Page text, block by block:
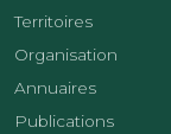
Territoires
Organisation
Annuaires
Publications